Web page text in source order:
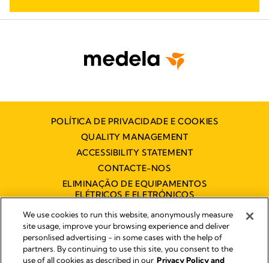
POLÍTICA DE PRIVACIDADE E COOKIES
QUALITY MANAGEMENT
ACCESSIBILITY STATEMENT
CONTACTE-NOS
ELIMINAÇÃO DE EQUIPAMENTOS
ELÉTRICOS E ELETRÓNICOS
DECLARAÇÃO DE ACESSIBILIDADE
Impressum
We use cookies to run this website, anonymously measure
site usage, improve your browsing experience and deliver
personlised advertising - in some cases with the help of
partners. By continuing to use this site, you consent to the
use of all cookies as described in our Privacy Policy and